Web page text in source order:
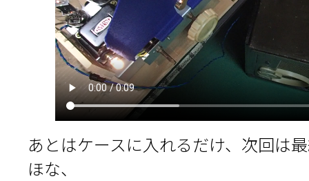
あとはケースに入れるだけ、次回は
ほな、